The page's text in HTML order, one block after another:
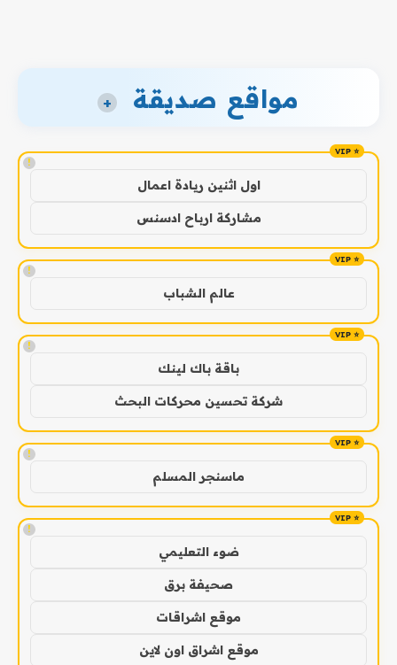
مواقع صديقة +
!
اول اثنين ريادة اعمال
مشاركة ارباح ادسنس
!
عالم الشباب
!
باقة باك لينك
شركة تحسين محركات البحث
!
ماسنجر المسلم
!
ضوء التعليمي
صحيفة برق
موقع اشراقات
موقع اشراق اون لاين